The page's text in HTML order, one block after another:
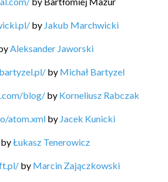
by Jakub Marchwicki
Aleksander Jaworski
by Michał Bartyzel
blog/ by Korneliusz Rabczak
atom.xml by Jacek Kunicki
byŁukasz Tenerowicz
by Marcin Zajączkowski